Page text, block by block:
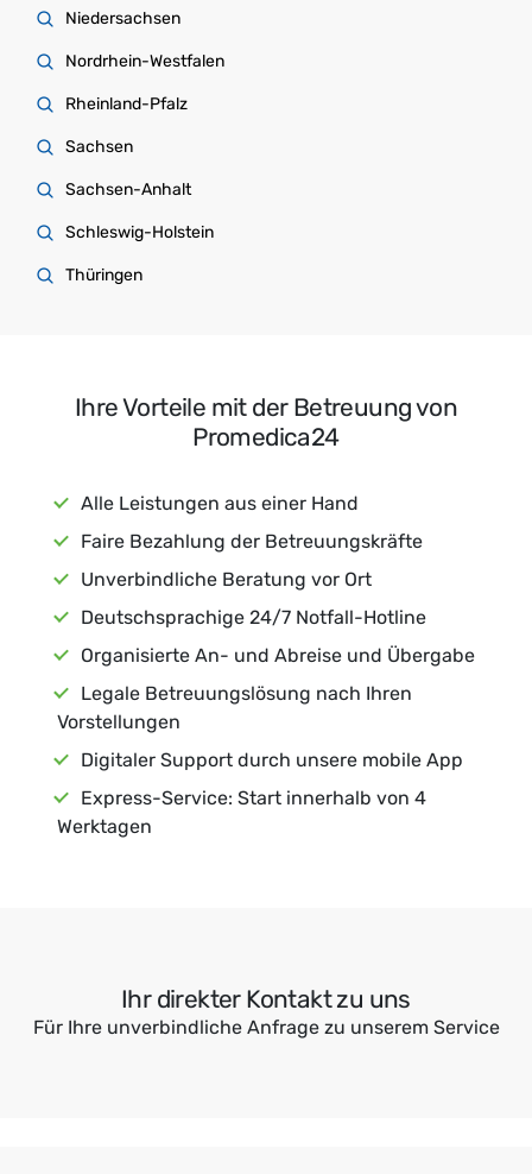
Niedersachsen
Nordrhein-Westfalen
Rheinland-Pfalz
Sachsen
Sachsen-Anhalt
Schleswig-Holstein
Thüringen
Ihre Vorteile mit der Betreuung von
Promedica24
Alle Leistungen aus einer Hand
Faire Bezahlung der Betreuungskräfte
Unverbindliche Beratung vor Ort
Deutschsprachige 24/7 Notfall-Hotline
Organisierte An- und Abreise und Übergabe
Legale Betreuungslösung nach Ihren
Vorstellungen
Digitaler Support durch unsere mobile App
Express-Service: Start innerhalb von 4
Werktagen
Ihr direkter Kontakt zu uns
Für Ihre unverbindliche Anfrage zu unserem Service